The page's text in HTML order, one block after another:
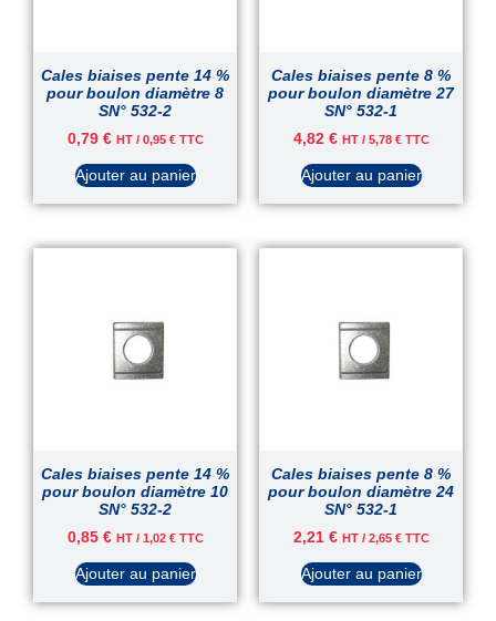
Cales biaises pente 14 %
pour boulon diamètre 8
SN° 532-2
0,79 € HT / 0,95 €TTC
Ajouter au panier
Cales biaises pente 8 %
pour boulon diamètre 27
SN° 532-1
4,82 € HT / 5,78 €TTC
Ajouter au panier
Cales biaises pente 14 %
pour boulon diamètre 10
SN° 532-2
0,85 € HT / 1,02 €TTC
Ajouter au panier
Cales biaises pente 8 %
pour boulon diamètre 24
SN° 532-1
2,21 € HT / 2,65 €TTC
Ajouter au panier